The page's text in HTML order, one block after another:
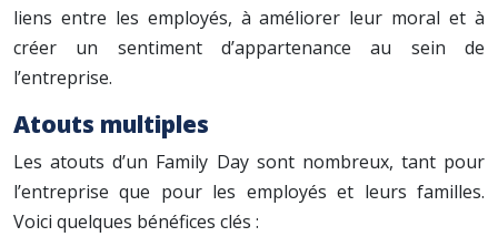
liens entre les employés, à améliorer leur moral et à
créer un sentiment d’appartenance au sein de
l’entreprise.
Atouts multiples
Les atouts d’un Family Day sont nombreux, tant pour
l’entreprise que pour les employés et leurs familles.
Voici quelques bénéfices clés :